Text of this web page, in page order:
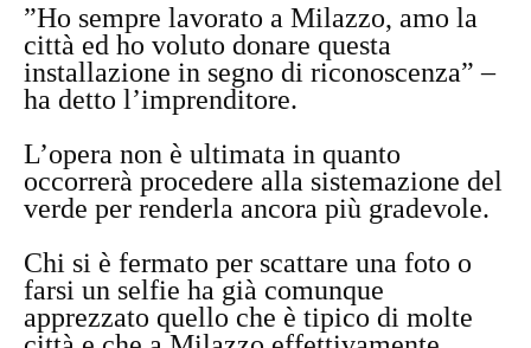
”Ho sempre lavorato a Milazzo, amo la
città ed ho voluto donare questa
installazione in segno di riconoscenza” –
ha detto l’imprenditore.
L’opera non è ultimata in quanto
occorrerà procedere alla sistemazione del
verde per renderla ancora più gradevole.
Chi si è fermato per scattare una foto o
farsi un selfie ha già comunque
apprezzato quello che è tipico di molte